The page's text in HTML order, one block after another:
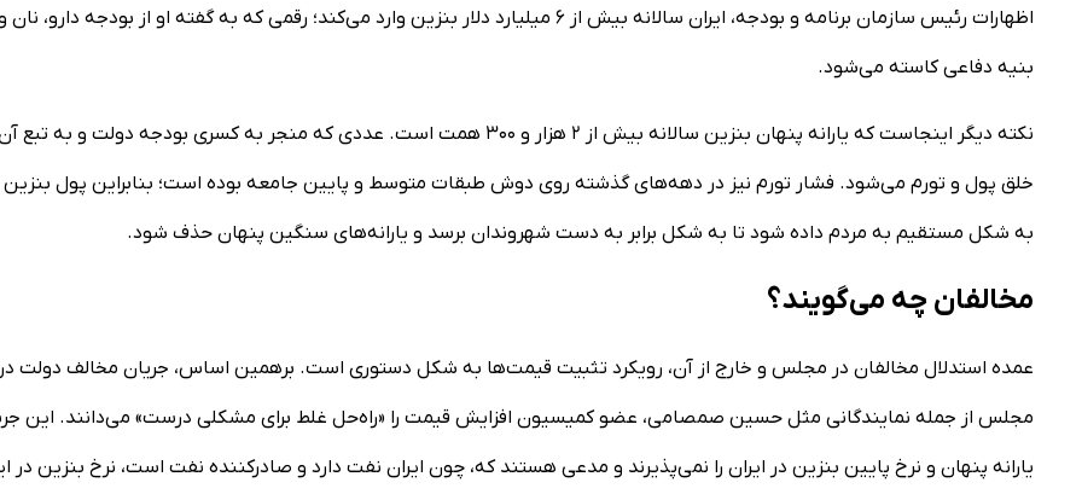
اظهارات رئیس سازمان برنامه و بودجه، ایران سالانه بیش از ۶ میلیارد دلار بنزین وارد می‌کند؛ رقمی که به گفته او از بودجه دارو، نان
بنیه دفاعی کاسته می‌شود.
نکته دیگر اینجاست که یارانه پنهان بنزین سالانه بیش از ۲ هزار و ۳۰۰ همت است. عددی که منجر به کسری بودجه دولت و به تبع
خلق پول و تورم می‌شود. فشار تورم نیز در دهه‌های گذشته روی دوش طبقات متوسط و پایین جامعه بوده است؛ بنابراین پول بنزین
به شکل مستقیم به مردم داده شود تا به شکل برابر به دست شهروندان برسد و یارانه‌های سنگین پنهان حذف شود.
مخالفان چه می‌گویند؟
عمده استدلال مخالفان در مجلس و خارج از آن، رویکرد تثبیت قیمت‌ها به شکل دستوری است. برهمین اساس، جریان مخالف دولت در
مجلس از جمله نمایندگانی مثل حسین صمصامی، عضو کمیسیون افزایش قیمت را «راه‌حل غلط برای مشکلی درست» می‌دانند. این
یارانه پنهان و نرخ پایین بنزین در ایران را نمی‌پذیرند و مدعی هستند که، چون ایران نفت دارد و صادرکننده نفت است، نرخ بنزین در